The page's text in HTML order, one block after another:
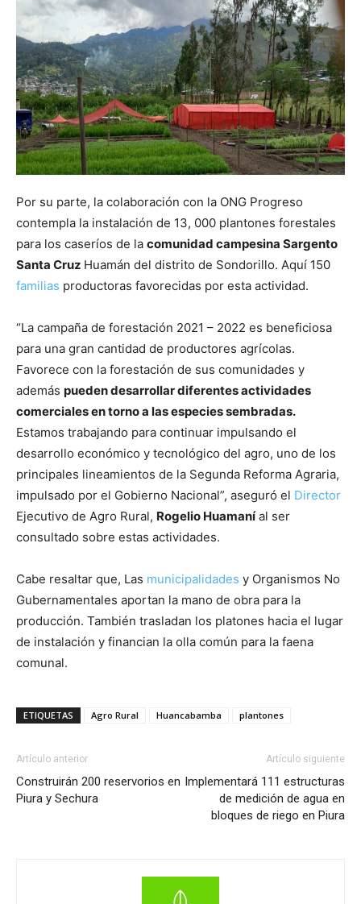
Por su parte, la colaboración con la ONG Progreso
contempla la instalación de 13, 000 plantones forestales
para los caseríos de la comunidad campesina Sargento
Santa Cruz Huamán del distrito de Sondorillo. Aquí 150
familias productoras favorecidas por esta actividad.
“La campaña de forestación 2021 – 2022 es beneficiosa
para una gran cantidad de productores agrícolas.
Favorece con la forestación de sus comunidades y
además pueden desarrollar diferentes actividades
comerciales en torno a las especies sembradas.
Estamos trabajando para continuar impulsando el
desarrollo económico y tecnológico del agro, uno de los
principales lineamientos de la Segunda Reforma Agraria,
impulsado por el Gobierno Nacional”, aseguró el Director
Ejecutivo de Agro Rural, Rogelio Huamaníal ser
consultado sobre estas actividades.
Cabe resaltar que, Las municipalidades y Organismos No
Gubernamentales aportan la mano de obra para la
producción. También trasladan los platones hacia el lugar
de instalación y financian la olla común para la faena
comunal.
ETIQUETAS Agro Rural Huancabamba plantones
Artículo anterior
Construirán 200 reservorios en
Piura y Sechura
Artículo siguiente
Implementará 111 estructuras
de medición de agua en
bloques de riego en Piura